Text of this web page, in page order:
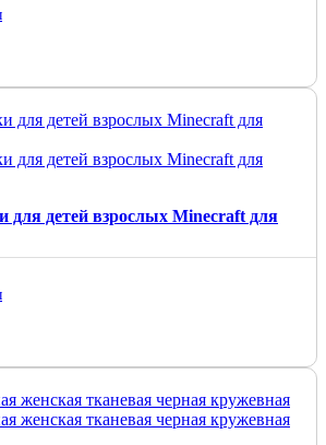
для детей взрослых Minecraft для